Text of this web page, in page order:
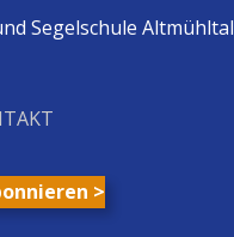
Segelschule Altmühltal
>